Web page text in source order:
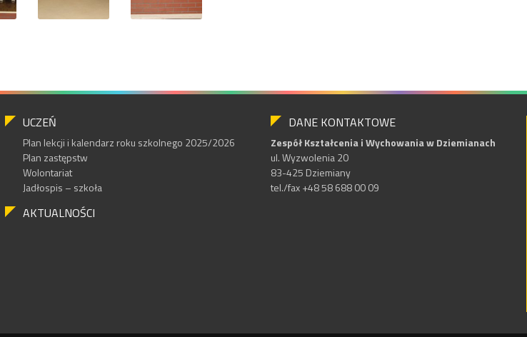
UCZEŃ
Plan lekcji i kalendarz roku szkolnego 2025/2026
Plan zastępstw
Wolontariat
Jadłospis – szkoła
AKTUALNOŚCI
DANE KONTAKTOWE
Zespół Kształcenia i Wychowania w Dziemianach
ul. Wyzwolenia 20
83-425 Dziemiany
tel./fax +48 58 688 00 09